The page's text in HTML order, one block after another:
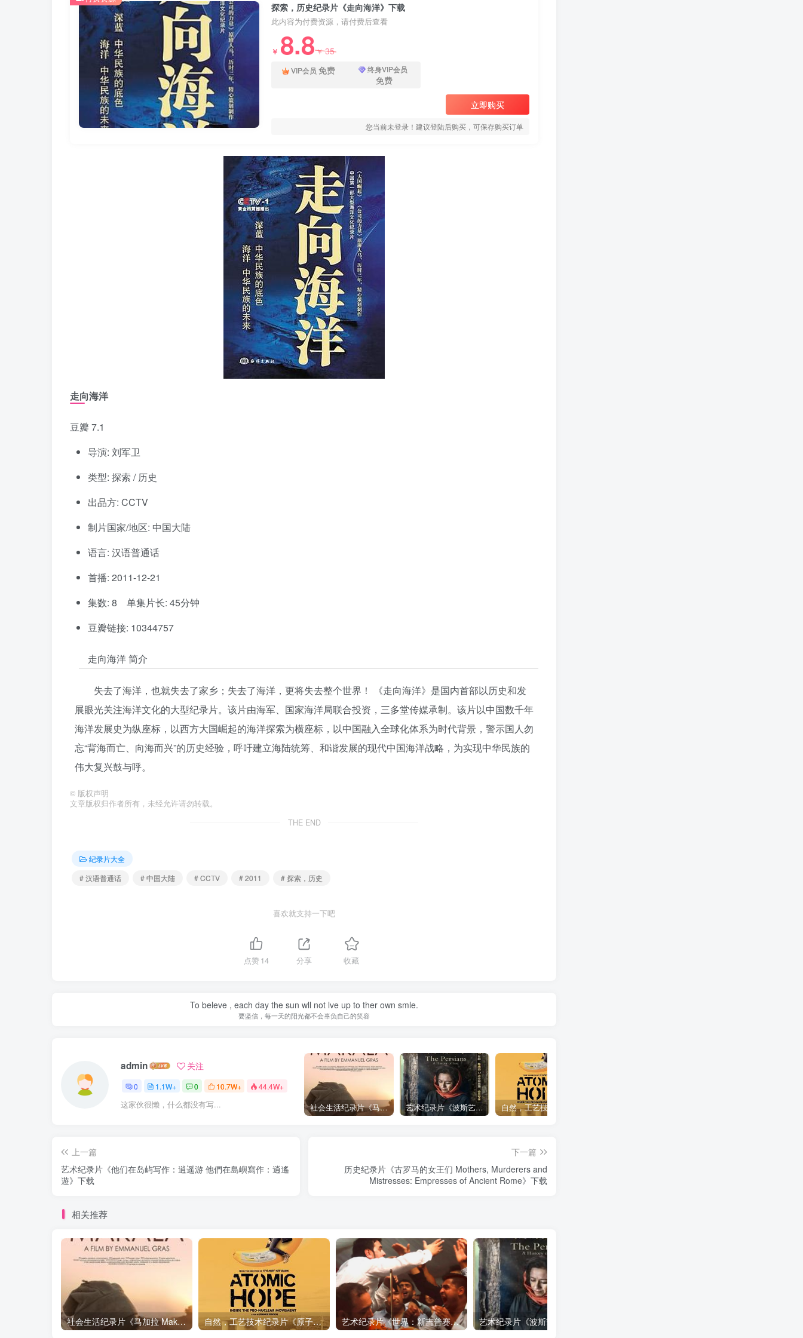
探索，历史纪录片《走向海洋》下载
此内容为付费资源，请付费后查看
￥ 8.8￥35
VIP会员 免费 终身VIP会员
免费
立即购买
您当前未登录！建议登陆后购买，可保存购买订单
走向海洋
豆瓣 7.1
导演: 刘军卫
类型: 探索 / 历史
出品方: CCTV
制片国家/地区: 中国大陆
语言: 汉语普通话
首播: 2011-12-21
集数: 8 单集片长: 45分钟
豆瓣链接: 10344757
走向海洋 简介
失去了海洋，也就失去了家乡；失去了海洋，更将失去整个世界！ 《走向海洋》是国内首部以历史和发
展眼光关注海洋文化的大型纪录片。该片由海军、国家海洋局联合投资，三多堂传媒承制。该片以中国数千年
海洋发展史为纵座标，以西方大国崛起的海洋探索为横座标，以中国融入全球化体系为时代背景，警示国人勿
忘“背海而亡、向海而兴”的历史经验，呼吁建立海陆统筹、和谐发展的现代中国海洋战略，为实现中华民族的
伟大复兴鼓与呼。
© 版权声明
文章版权归作者所有，未经允许请勿转载。
THE END
纪录片大全
# 汉语普通话
# 中国大陆 # CCTV # 2011 # 探索，历史
喜欢就支持一下吧
点赞14 分享 收藏
To beleve , each day the sun wll not lve up to ther own smle.
要坚信，每一天的阳光都不会辜负自己的笑容
admin 关注
0 1.1W+ 0 10.7W+ 44.4W+
这家伙很懒，什么都没有写... 社会生活纪录片《马加拉 Makala》下载 艺术纪录片《波斯艺术 Art of Persia》下载
上一篇
艺术纪录片《他们在岛屿写作：逍遥游 他們在島嶼寫作：逍遙
遊》下载
下一篇
历史纪录片《古罗马的女王们 Mothers, Murderers and
Mistresses: Empresses of Ancient Rome》下载
相关推荐
社会生活纪录片《马加拉 Makala》下载 自然，工艺技术纪录片《原子能的希望 Atomic Hope – Inside the Pro-Nuclear Movement》下载 艺术纪录片《世界：新吉普赛之王 This World: The New Gypsy Kings》下载